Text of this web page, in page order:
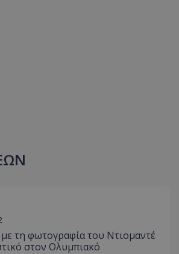
τη φωτογραφία του Ντιομαντέ
στον Ολυμπιακό